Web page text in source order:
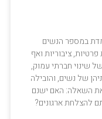
במספר הנשים
ציבוריות ואף
שינוי חברתי עמוק,
של נשים, והובילה
השאלה: האם ישנם
להצלחת ארגונים?